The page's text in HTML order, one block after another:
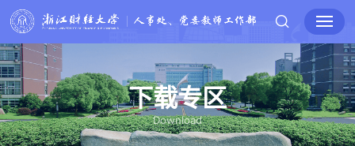
下载专区
Download